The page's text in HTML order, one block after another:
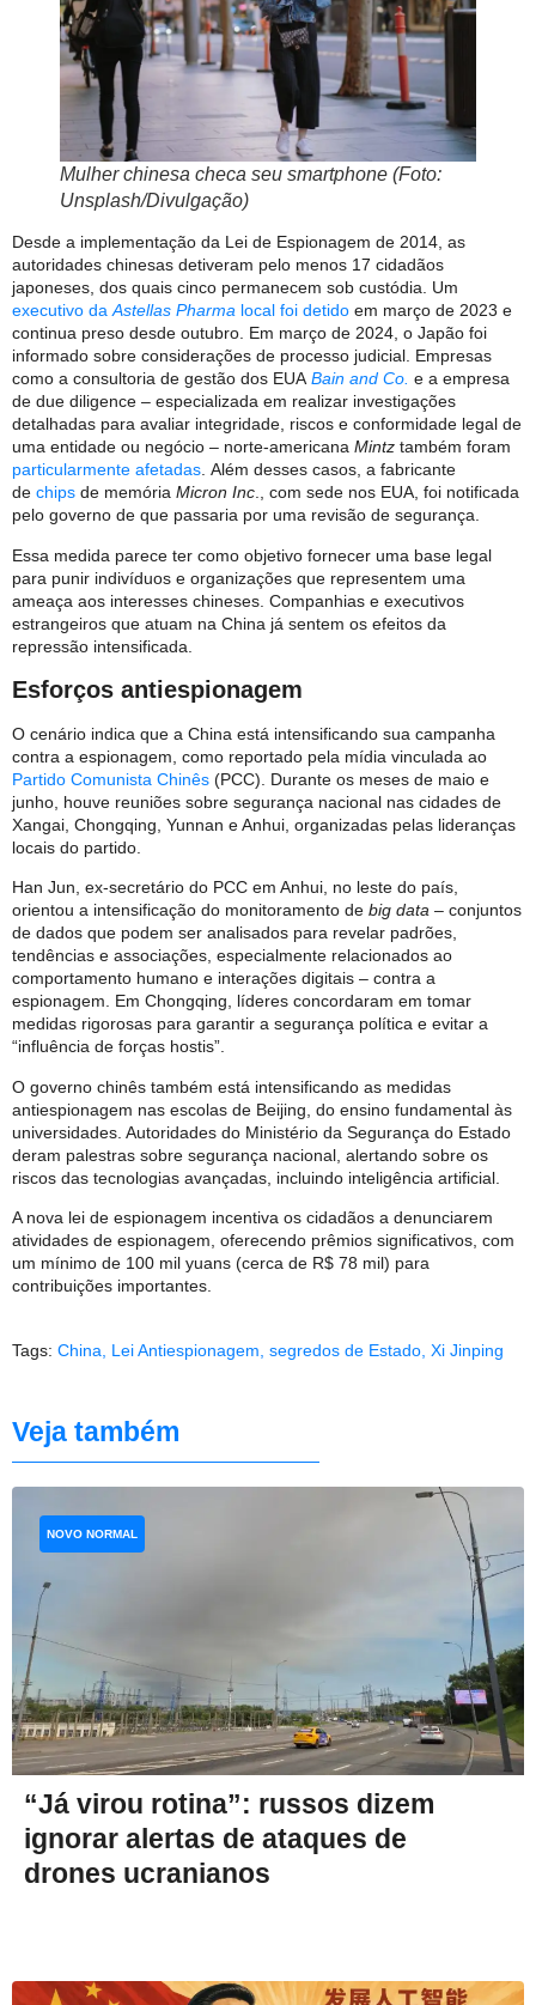
Mulher chinesa checa seu smartphone (Foto:
Unsplash/Divulgação)
Desde a implementação da Lei de Espionagem de 2014, as
autoridades chinesas detiveram pelo menos 17 cidadãos
japoneses, dos quais cinco permanecem sob custódia. Um
executivo daAstellas Pharma local foi detido em março de 2023 e
continua preso desde outubro. Em março de 2024, o Japão foi
informado sobre considerações de processo judicial. Empresas
como a consultoria de gestão dos EUABain and Co. e a empresa
de due diligence – especializada em realizar investigações
detalhadas para avaliar integridade, riscos e conformidade legal de
uma entidade ou negócio – norte-americana Mintz também foram
particularmente afetadas. Além desses casos, a fabricante
de chips de memória Micron Inc., com sede nos EUA, foi notificada
pelo governo de que passaria por uma revisão de segurança.
Essa medida parece ter como objetivo fornecer uma base legal
para punir indivíduos e organizações que representem uma
ameaça aos interesses chineses. Companhias e executivos
estrangeiros que atuam na China já sentem os efeitos da
repressão intensificada.
Esforços antiespionagem
O cenário indica que a China está intensificando sua campanha
contra a espionagem, como reportado pela mídia vinculada ao
Partido Comunista Chinês (PCC). Durante os meses de maio e
junho, houve reuniões sobre segurança nacional nas cidades de
Xangai, Chongqing, Yunnan e Anhui, organizadas pelas lideranças
locais do partido.
Han Jun, ex-secretário do PCC em Anhui, no leste do país,
orientou a intensificação do monitoramento de big data – conjuntos
de dados que podem ser analisados para revelar padrões,
tendências e associações, especialmente relacionados ao
comportamento humano e interações digitais – contra a
espionagem. Em Chongqing, líderes concordaram em tomar
medidas rigorosas para garantir a segurança política e evitar a
“influência de forças hostis”.
O governo chinês também está intensificando as medidas
antiespionagem nas escolas de Beijing, do ensino fundamental às
universidades. Autoridades do Ministério da Segurança do Estado
deram palestras sobre segurança nacional, alertando sobre os
riscos das tecnologias avançadas, incluindo inteligência artificial.
A nova lei de espionagem incentiva os cidadãos a denunciarem
atividades de espionagem, oferecendo prêmios significativos, com
um mínimo de 100 mil yuans (cerca de R$ 78 mil) para
contribuições importantes.
Tags: China Lei Antiespionagem segredos de Estado Xi Jinping
Veja também
“Já virou rotina”: russos dizem
ignorar alertas de ataques de
drones ucranianos
NOVO NORMAL